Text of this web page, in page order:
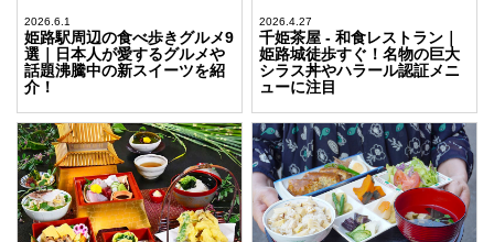
2026.6.1
姫路駅周辺の食べ歩きグルメ9
選｜日本人が愛するグルメや
話題沸騰中の新スイーツを紹
介！
2026.4.27
千姫茶屋 - 和食レストラン｜
姫路城徒歩すぐ！名物の巨大
シラス丼やハラール認証メニ
ューに注目